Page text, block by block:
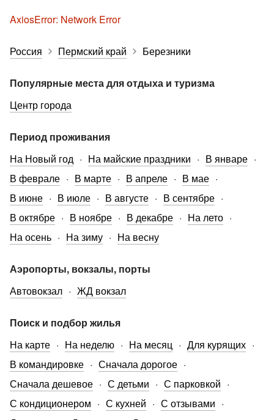
AxiosError: Network Error
Россия Пермский край Березники
Популярные места для отдыха и туризма
Центр города
Период проживания
На Новый год
На майские праздники
В январе
В феврале
В марте В апреле
В мае
В июне
В июле В августе
В сентябре
В октябре
В ноябре В декабре
На лето
На осень
На зиму На весну
Аэропорты, вокзалы, порты
Автовокзал
ЖД вокзал
Поиск и подбор жилья
На карте
На неделю На месяц
Для курящих
В командировке
Сначала дорогое
Сначала дешевое
С детьми
С парковкой
С кондиционером
С кухней
С отзывами